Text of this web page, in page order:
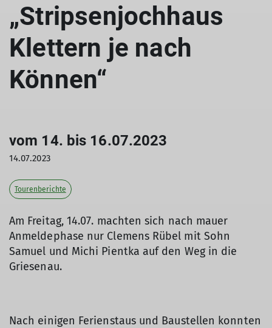
„Stripsenjochhaus
Klettern je nach
Können“
vom 14. bis 16.07.2023
14.07.2023
Tourenberichte
Am Freitag, 14.07. machten sich nach mauer
Anmeldephase nur Clemens Rübel mit Sohn
Samuel und Michi Pientka auf den Weg in die
Griesenau.
Nach einigen Ferienstaus und Baustellen konnten